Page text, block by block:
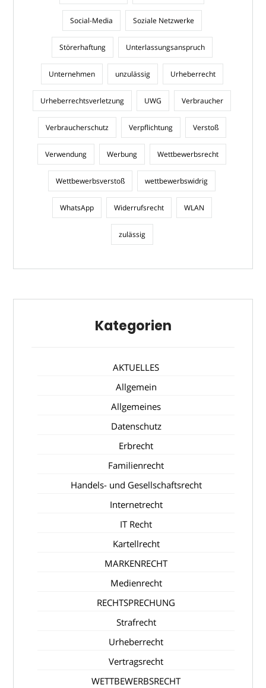
Social-Media Soziale Netzwerke
Störerhaftung Unterlassungsanspruch
Unternehmen unzulässig Urheberrecht
Urheberrechtsverletzung UWG Verbraucher
Verbraucherschutz Verpflichtung Verstoß
Verwendung Werbung Wettbewerbsrecht
Wettbewerbsverstoß wettbewerbswidrig
WhatsApp Widerrufsrecht WLAN
zulässig
Kategorien
AKTUELLES
Allgemein
Allgemeines
Datenschutz
Erbrecht
Familienrecht
Handels- und Gesellschaftsrecht
Internetrecht
IT Recht
Kartellrecht
MARKENRECHT
Medienrecht
RECHTSPRECHUNG
Strafrecht
Urheberrecht
Vertragsrecht
WETTBEWERBSRECHT